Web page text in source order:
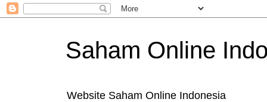
Saham Online
Website Saham Online Indonesia